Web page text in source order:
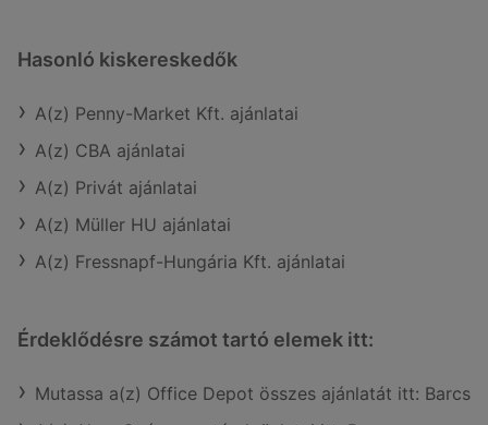
Hasonló kiskereskedők
A(z) Penny-Market Kft. ajánlatai
A(z) CBA ajánlatai
A(z) Privát ajánlatai
A(z) Müller HU ajánlatai
A(z) Fressnapf-Hungária Kft. ajánlatai
Érdeklődésre számot tartó elemek itt:
Mutassa a(z) Office Depot összes ajánlatát itt: Barcs